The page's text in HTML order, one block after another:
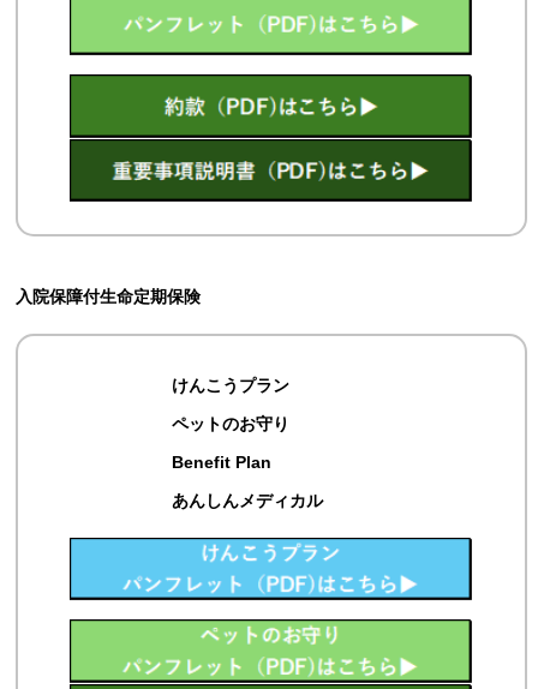
入院保障付生命定期保険
けんこうプラン
ペットのお守り
Benefit Plan
あんしんメディカル